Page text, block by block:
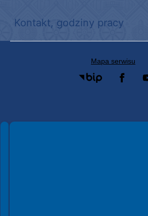
Kontakt, godziny pracy
Mapa serwisu
Spełniamy standardy WCAG 2.2
Spełniamy standardy W3C